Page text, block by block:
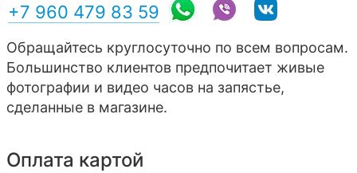
+7 960 479 83 59
Обращайтесь круглосуточно по всем вопросам.
Большинство клиентов предпочитает живые
фотографии и видео часов на запястье,
сделанные в магазине.
Оплата картой